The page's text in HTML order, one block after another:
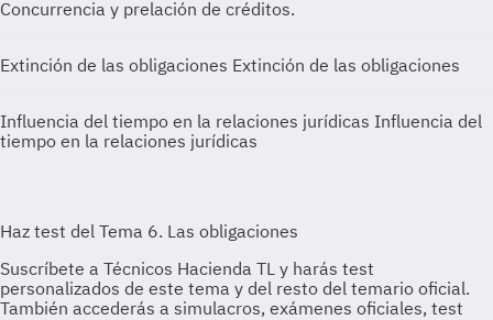
Concurrencia y prelación de créditos.
Extinción de las obligaciones Extinción de las obligaciones
Influencia del tiempo en la relaciones jurídicas Influencia del
tiempo en la relaciones jurídicas